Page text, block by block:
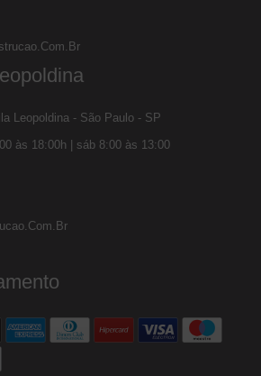
Leopoldina - São Paulo - SP
às 18:00h | sáb 8:00 às 13:00